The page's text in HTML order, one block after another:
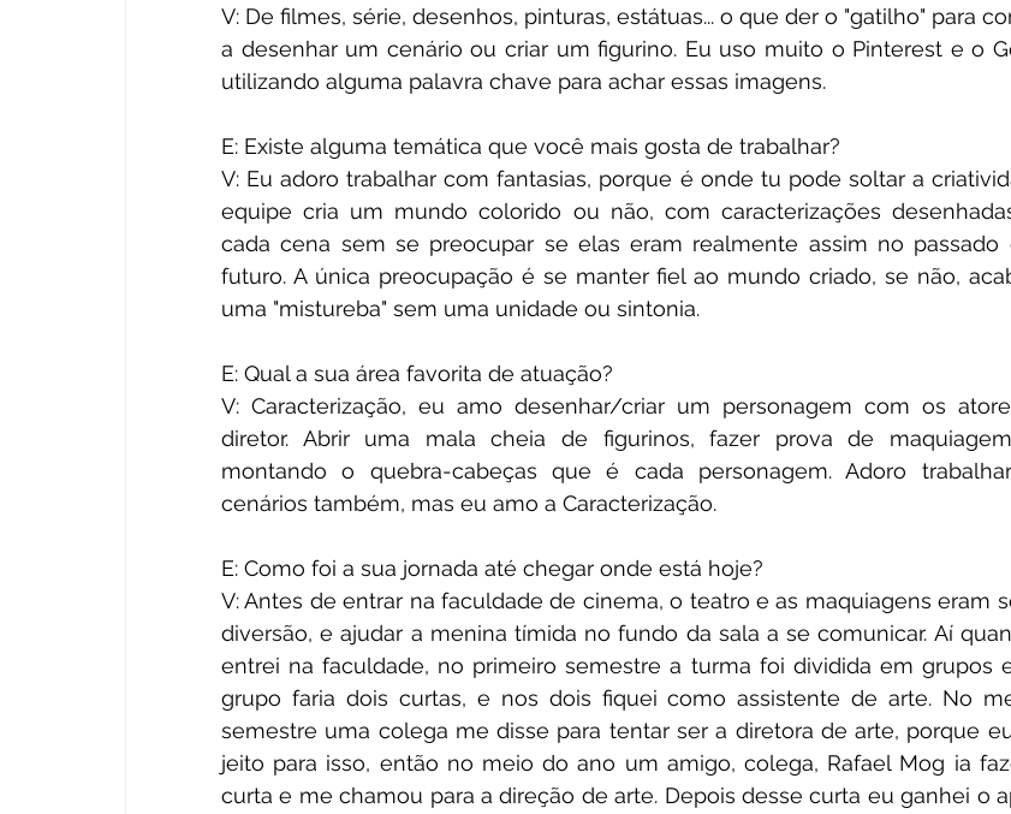
V: De filmes, série, desenhos, pinturas, estátuas... o que der o "gatilho" para
a desenhar um cenário ou criar um figurino. Eu uso muito o Pinterest e o
utilizando alguma palavra chave para achar essas imagens.
E: Existe alguma temática que você mais gosta de trabalhar?
V: Eu adoro trabalhar com fantasias, porque é onde tu pode soltar a
equipe cria um mundo colorido ou não, com caracterizações
cada cena sem se preocupar se elas eram realmente assim no passado
futuro. A única preocupação é se manter fiel ao mundo criado, se não,
uma "mistureba" sem uma unidade ou sintonia.
E: Qual a sua área favorita de atuação?
V: Caracterização, eu amo desenhar/criar um personagem com os
diretor. Abrir uma mala cheia de figurinos, fazer prova de
montando o quebra-cabeças que é cada personagem. Adoro
cenários também, mas eu amo a Caracterização.
E: Como foi a sua jornada até chegar onde está hoje?
V: Antes de entrar na faculdade de cinema, o teatro e as maquiagens eram
diversão, e ajudar a menina tímida no fundo da sala a se comunicar. Aí
entrei na faculdade, no primeiro semestre a turma foi dividida em grupos
grupo faria dois curtas, e nos dois fiquei como assistente de arte. No
semestre uma colega me disse para tentar ser a diretora de arte, porque
jeito para isso, então no meio do ano um amigo, colega, Rafael Mog ia
curta e me chamou para a direção de arte. Depois desse curta eu ganhei o